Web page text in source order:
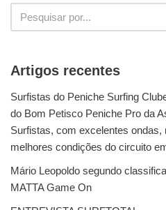
Artigos recentes
Surfistas do Peniche Surfing
do Bom Petisco Peniche Pro da
Surfistas, com excelentes ondas,
melhores condições do circuito
Mário Leopoldo segundo
MATTA Game On